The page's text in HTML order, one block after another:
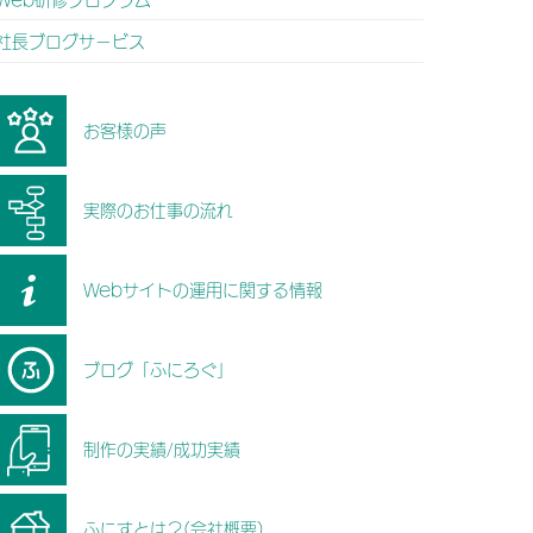
長ブログサービス
お客様の声
実際のお仕事の流れ
Webサイトの運用に関する情報
ブログ「ふにろぐ」
制作の実績/成功実績